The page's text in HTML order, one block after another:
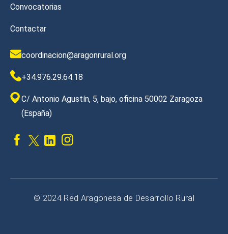
Convocatorias
Contactar
coordinacion@aragonrural.org
+34.976.29.64.18
C/ Antonio Agustín, 5, bajo, oficina 50002 Zaragoza
(España)
© 2024 Red Aragonesa de Desarrollo Rural